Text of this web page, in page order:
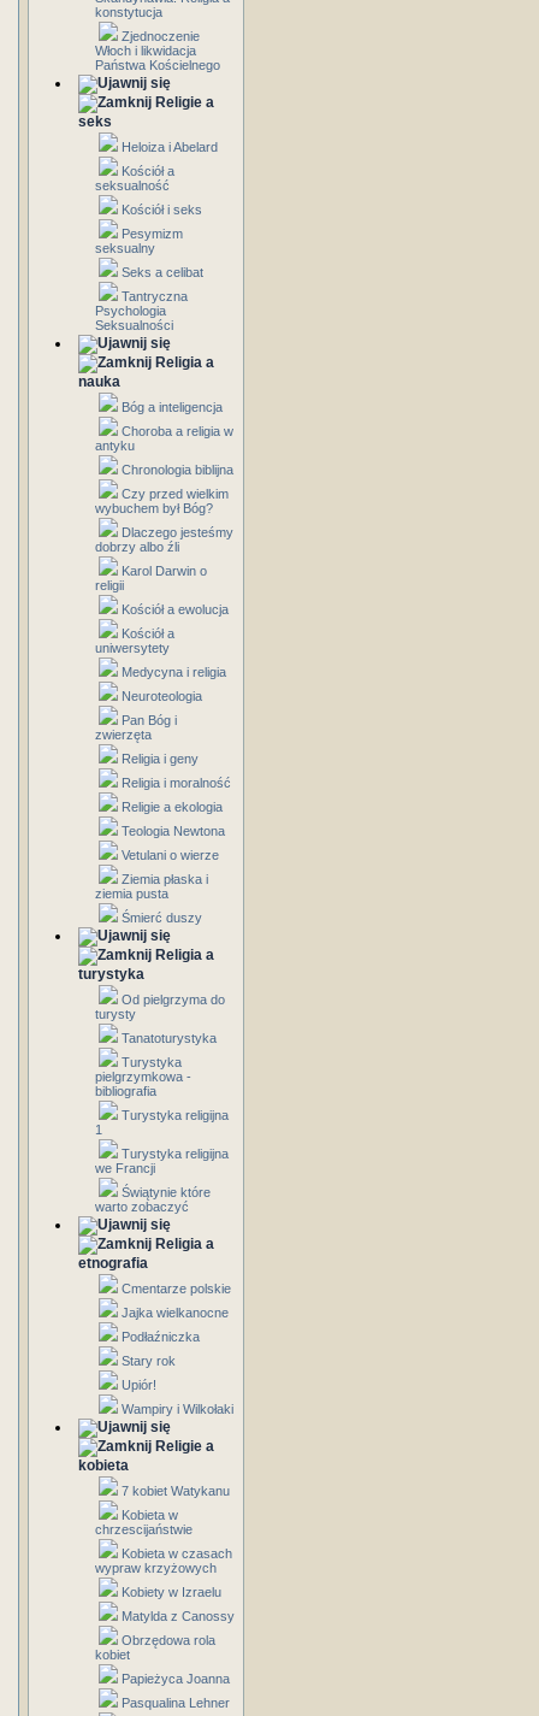
konstytucja
Zjednoczenie
Włoch i likwidacja
Państwa Kościelnego
Religie a
seks
Heloiza i Abelard
Kościół a
seksualność
Kościół i seks
Pesymizm
seksualny
Seks a celibat
Tantryczna
Psychologia
Seksualności
Religia a
nauka
Bóg a inteligencja
Choroba a religia w
antyku
Chronologia biblijna
Czy przed wielkim
wybuchem był Bóg?
Dlaczego jesteśmy
dobrzy albo źli
Karol Darwin o
religii
Kościół a ewolucja
Kościół a
uniwersytety
Medycyna i religia
Neuroteologia
Pan Bóg i
zwierzęta
Religia i geny
Religia i moralność
Religie a ekologia
Teologia Newtona
Vetulani o wierze
Ziemia płaska i
ziemia pusta
Śmierć duszy
Religia a
turystyka
Od pielgrzyma do
turysty
Tanatoturystyka
Turystyka
pielgrzymkowa -
bibliografia
Turystyka religijna
1
Turystyka religijna
we Francji
Świątynie które
warto zobaczyć
Religia a
etnografia
Cmentarze polskie
Jajka wielkanocne
Podłaźniczka
Stary rok
Upiór!
Wampiry i Wilkołaki
Religie a
kobieta
7 kobiet Watykanu
Kobieta w
chrzescijaństwie
Kobieta w czasach
wypraw krzyżowych
Kobiety w Izraelu
Matylda z Canossy
Obrzędowa rola
kobiet
Papieżyca Joanna
Pasqualina Lehner